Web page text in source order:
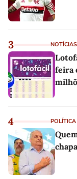
3 NOTÍCIAS
feira
4 POLÍTICA